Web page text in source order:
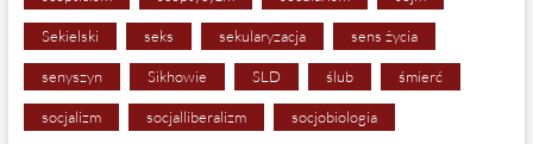
Sekielski seks sekularyzacja sens życia
senyszyn Sikhowie SLD ślub śmierć
socjalizm socjalliberalizm socjobiologia